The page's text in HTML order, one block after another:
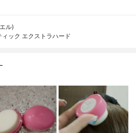
ル)
ック エクストラハード